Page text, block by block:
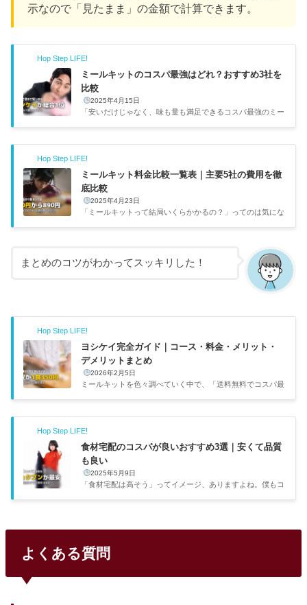
示なので「見たまま」の金額で計算できます。
Hop Step LIFE!
ミールキットのコスパ最強はどれ？おすすめ3社を
比較
2025年4月15日
「安いだけじゃなく、味も量も満足できるコスパ最強のミー
い始めて「スーパーで買い物するより結果的に安い月もあ
る」と言っていたのがきっかけで調べてみました。価格・
味・ボリューム・時短効果を総合的に見て、コスパ最強のミ
ールキットを3社ピックアップしてみました。ミールキット
って便利だけど「結局高くない？」と感じる方も多いはず。
でも送料や調理時間まで含めたトータルコストで考えると、
むしろスーパーで...
Hop Step LIFE!
ミールキット料金比較一覧表｜主要5社の費用を徹
底比較
2025年4月23日
「ミールキットって結局いくらかかるの？」ってのは気にな
で比較してみました。一人暮らしや共働き世帯で食費を把握
しておきたい方は、参考にしてみてください。ミールキット
って1食いくらくらいかかるの？ミールキット主要5サービス
の料金比較一覧表2人前で注文した場合の1食あたり（1人
分）の料金目安です。初回お試し価格ではなく、通常利用時
送料調理時間お...
まとめのコツがわかってスッキリした！
Hop Step LIFE!
ヨシケイ完全ガイド｜コース・料金・メリット・
デメリットまとめ
2026年2月5日
ミールキットを色々調べていく中で、「送料無料でコスパ最
ル（ヨシケイ公式サイト）。気になって調べてみたら、かな
り使い勝手がよさそうだったので、この記事でヨシケイのコ
ース・料金・メリット・デメリットをまとめた。出典：ヨシ
ケイ公式サイトコースジャンル調理時間1食目安（2人用）お
すすめな人カットミール家庭料理10〜15分約600〜700円料
理初心者・超時短派プチママ家庭料理約20分約550〜650円
子育て世帯・取...
Hop Step LIFE!
食材宅配のコスパが良いおすすめ3選｜安くて品質
も良い
2025年5月9日
「食材宅配は高そう」ってイメージ、ありますよね。僕もコ
ンスが良いサービスがちゃんとあったので紹介します。サー
海エリア・毎日受取OKコープ自然派400円〜198円〜（条件
自社便無料・ヤマト900円品質重視・少人数世帯今回は「安
よくある質問